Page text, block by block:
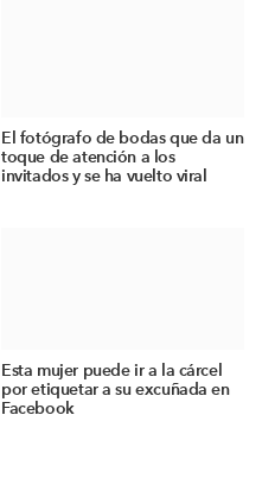
El fotógrafo de bodas que da un
toque de atención a los
invitados y se ha vuelto viral
Esta mujer puede ir a la cárcel
por etiquetar a su excuñada en
Facebook